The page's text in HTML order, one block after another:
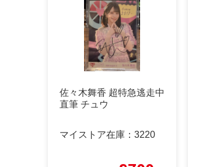
佐々木舞香 超特急逃走中
直筆 チュウ
マイストア在庫： 3220